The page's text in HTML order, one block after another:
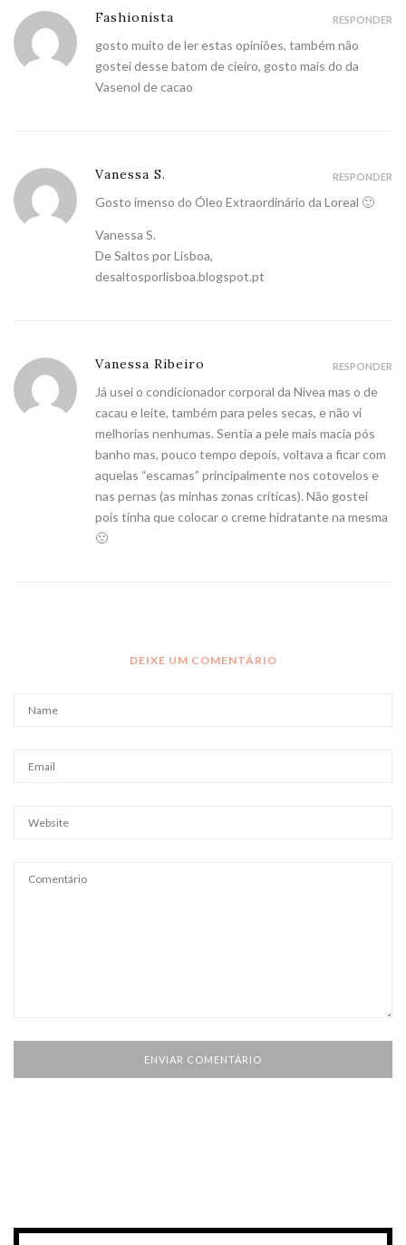
Fashionista
gosto muito de ler estas opiniões, também não
gostei desse batom de cieiro, gosto mais do da
Vasenol de cacao
RESPONDER
Vanessa S.
Gosto imenso do Óleo Extraordinário da Loreal 🙂
Vanessa S.
De Saltos por Lisboa,
desaltosporlisboa.blogspot.pt
RESPONDER
Vanessa Ribeiro
Já usei o condicionador corporal da Nivea mas o de
cacau e leite, também para peles secas, e não vi
melhorias nenhumas. Sentia a pele mais macia pós
banho mas, pouco tempo depois, voltava a ficar com
aquelas “escamas” principalmente nos cotovelos e
nas pernas (as minhas zonas críticas). Não gostei
pois tinha que colocar o creme hidratante na mesma
🙁
RESPONDER
DEIXE UM COMENTÁRIO